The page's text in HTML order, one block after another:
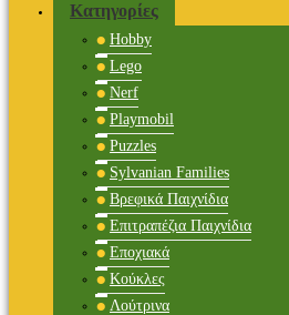
Κατηγορίες
Hobby
Lego
Nerf
Playmobil
Puzzles
Sylvanian Families
Βρεφικά Παιχνίδια
Επιτραπέζια Παιχνίδια
Εποχιακά
Κούκλες
Λούτρινα